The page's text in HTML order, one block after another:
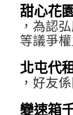
甜心花
，為認
等議爭
北屯代
，好友
變速箱